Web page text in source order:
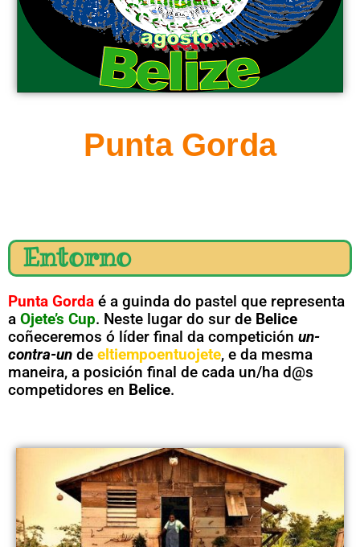
Punta Gorda
Entorno
Punta Gorda é a guinda do pastel que representa
a Ojete’s Cup. Neste lugar do sur de Belice
coñeceremos ó líder final da competición un-
contra-un de eltiempoentuojete, e da mesma
maneira, a posición final de cada un/ha d@s
competidores en Belice.